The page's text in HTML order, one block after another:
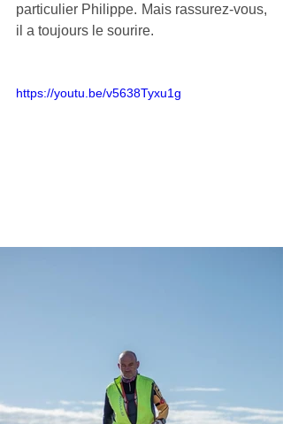
particulier Philippe. Mais rassurez-vous,
il a toujours le sourire.
https://youtu.be/v5638Tyxu1g